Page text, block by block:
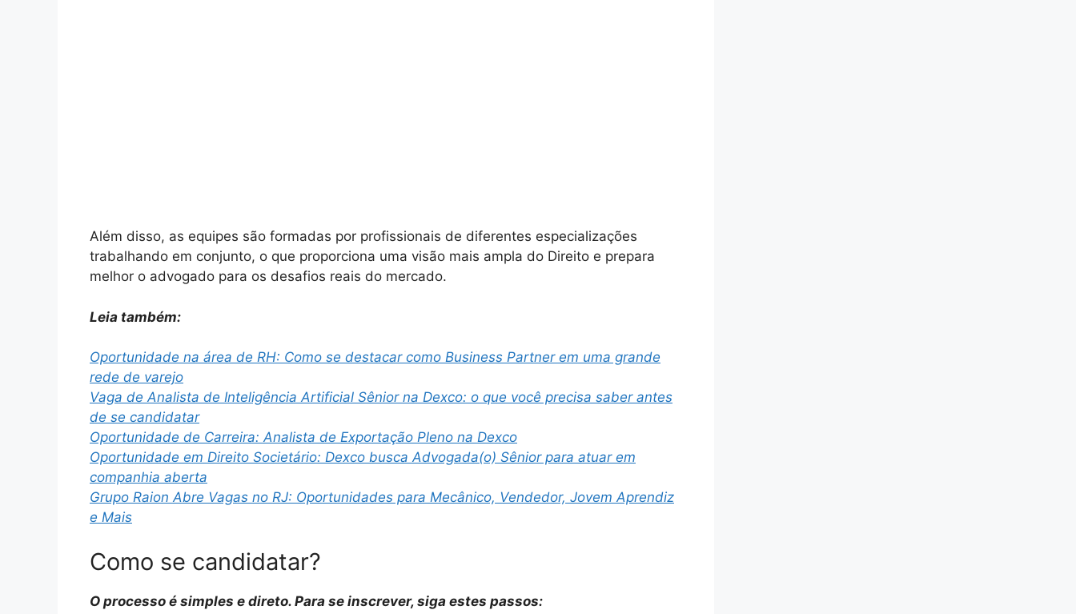
Além disso, as equipes são formadas por profissionais de diferentes especializações
trabalhando em conjunto, o que proporciona uma visão mais ampla do Direito e prepara
melhor o advogado para os desafios reais do mercado.
Leia também:
Oportunidade na área de RH: Como se destacar como Business Partner em uma grande
rede de varejo
Vaga de Analista de Inteligência Artificial Sênior na Dexco: o que você precisa saber antes
de se candidatar
Oportunidade de Carreira: Analista de Exportação Pleno na Dexco
Oportunidade em Direito Societário: Dexco busca Advogada(o) Sênior para atuar em
companhia aberta
Grupo Raion Abre Vagas no RJ: Oportunidades para Mecânico, Vendedor, Jovem Aprendiz
e Mais
Como se candidatar?
O processo é simples e direto. Para se inscrever, siga estes passos: